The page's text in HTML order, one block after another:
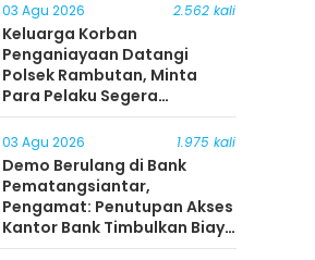
03 Agu 2026 2.562 kali
Keluarga Korban
Penganiayaan Datangi
Polsek Rambutan, Minta
Para Pelaku Segera
Ditangkap
03 Agu 2026 1.975 kali
Demo Berulang di Bank
Pematangsiantar,
Pengamat: Penutupan Akses
Kantor Bank Timbulkan Biaya
Ekonomi bagi Masyarakat